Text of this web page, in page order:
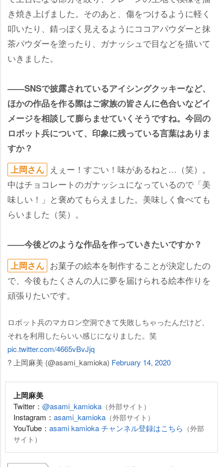
き焼き上げました。そのあと、傷をつけるように軽く
叩いたり、錆っぽく見えるようにココアパウダーと抹
茶パウダーを塗ったり、ガナッシュで目などを描いて
いきました。
――SNSで披露されているアイシングクッキーなど、
ほかの作品を作る際はご家族の皆さんに色合いなどイ
メージを相談して膨らませていくそうですね。今回の
ロボット兵について、印象に残っている言葉はありま
すか？
上岡さん えぇー！すごい！味があるねと…（笑）。
中はチョコレートのガナッシュになっているので「美
味しい！」と褒めてもらえました。美味しく食べても
らいました（笑）。
――今後どのような作品を作っていきたいですか？
上岡さん お菓子の絵本を制作することが決定したの
で、今後もたくさんの人に夢を届けられる絵本作りを
頑張りたいです。
ロボット兵のマカロン空洞できて失敗しちゃったんだけど、
それを利用したらいい感じになりました。笑
pic.twitter.com/4665vBvJjq
? 上岡麻美 (@asami_kamioka) February 14, 2020
上岡麻美
Twitter： @asami_kamioka （外部サイト）
Instagram： asami_kamioka （外部サイト）
YouTube： asami kamioka チャンネル登録はこちら （外部
サイト）